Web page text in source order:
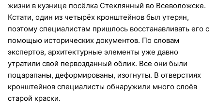
жизни в кузнице посёлка Стеклянный во Всеволожске.
Кстати, один из четырёх кронштейнов был утерян,
поэтому специалистам пришлось восстанавливать его с
помощью исторических документов. По словам
экспертов, архитектурные элементы уже давно
утратили свой первозданный облик. Все они были
поцарапаны, деформированы, изогнуты. В отверстиях
кронштейнов специалисты обнаружили много слоёв
старой краски.